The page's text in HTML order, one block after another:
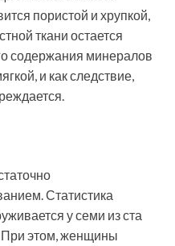
пористой и хрупкой,
ткани остается
содержания минералов
и как следствие,
Статистика
у семи из ста
При этом, женщины